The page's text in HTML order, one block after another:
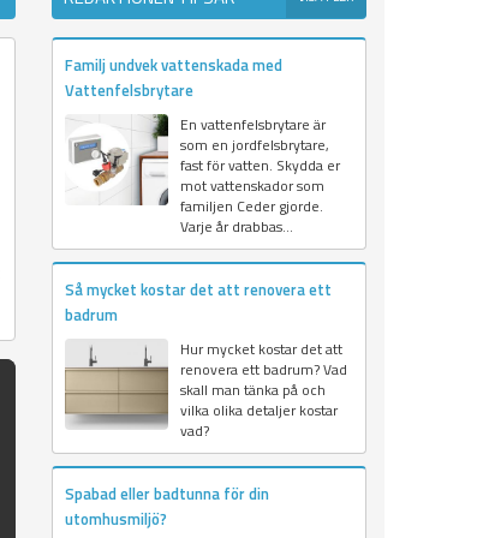
Familj undvek vattenskada med
Vattenfelsbrytare
En vattenfelsbrytare är
som en jordfelsbrytare,
fast för vatten. Skydda er
mot vattenskador som
familjen Ceder gjorde.
Varje år drabbas...
Så mycket kostar det att renovera ett
badrum
Hur mycket kostar det att
renovera ett badrum? Vad
skall man tänka på och
vilka olika detaljer kostar
vad?
Spabad eller badtunna för din
utomhusmiljö?